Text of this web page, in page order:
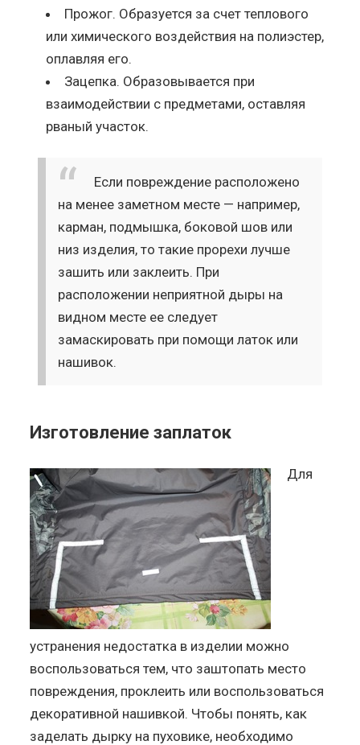
Прожог. Образуется за счет теплового
или химического воздействия на полиэстер,
оплавляя его.
Зацепка. Образовывается при
взаимодействии с предметами, оставляя
рваный участок.
Если повреждение расположено
на менее заметном месте — например,
карман, подмышка, боковой шов или
низ изделия, то такие прорехи лучше
зашить или заклеить. При
расположении неприятной дыры на
видном месте ее следует
замаскировать при помощи латок или
нашивок.
Изготовление заплаток
Для
устранения недостатка в изделии можно
воспользоваться тем, что заштопать место
повреждения, проклеить или воспользоваться
декоративной нашивкой. Чтобы понять, как
заделать дырку на пуховике, необходимо